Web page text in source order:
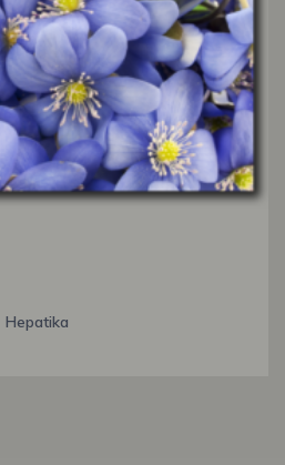
Hepatika